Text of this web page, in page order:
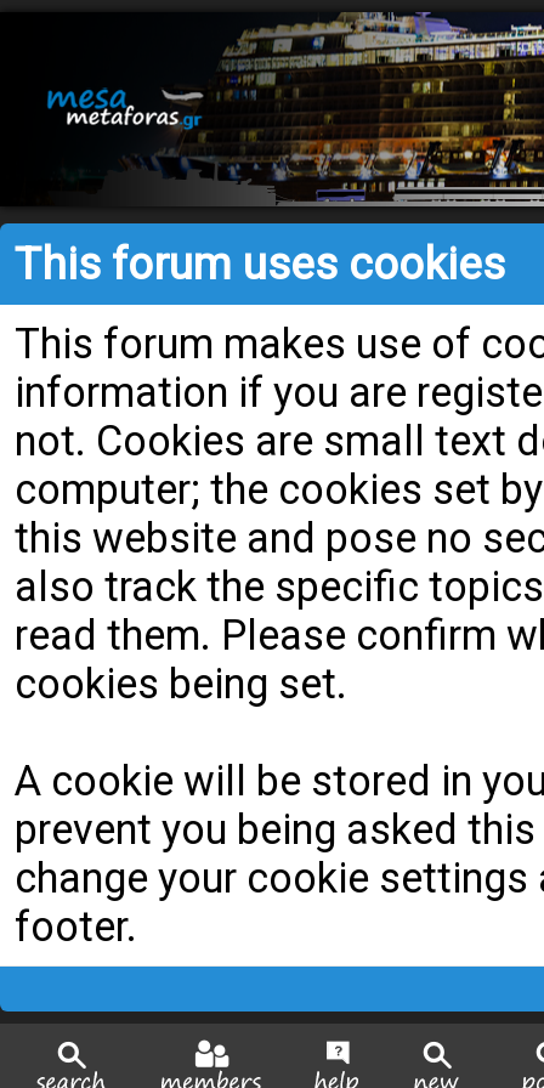
This forum uses cookies
This forum makes use of
information if you are
not. Cookies are small text
computer; the cookies set
this website and pose no
also track the specific
read them. Please confirm
cookies being set.
A cookie will be stored in
prevent you being asked
change your cookie
footer.